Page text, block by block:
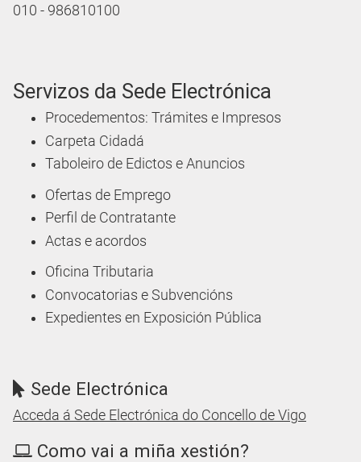
010 - 986810100
Servizos da Sede Electrónica
Procedementos: Trámites e Impresos
Carpeta Cidadá
Taboleiro de Edictos e Anuncios
Ofertas de Emprego
Perfil de Contratante
Actas e acordos
Oficina Tributaria
Convocatorias e Subvencións
Expedientes en Exposición Pública
Sede Electrónica
Acceda á Sede Electrónica do Concello de Vigo
Como vai a miña xestión?